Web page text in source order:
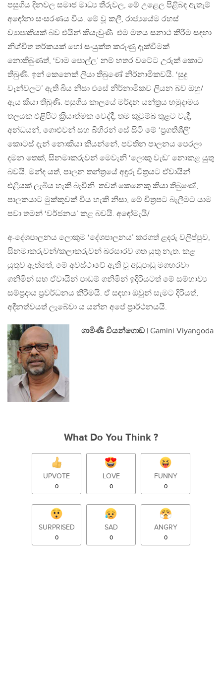
පසුගිය දිනවල සමාජ මාධ්‍ය තීරුවල, මේ උළෙල පිළිබඳ ඇතැම්
අඳෝනා සංසරණය විය. මේ වූ කලී, රාජ්‍යයේම රහස්
ව්‍යාපෘතියක් බව එයින් කියැවුණි. එම මතය සනාථ කිරීම සඳහා
නිශ්චිත තර්කයක් හෝ සංයුක්ත කරුණු දැක්වීමක්
නොතිබුණත්, ‘වාම පොල්ල’ නම් හතර වටේට උරුක් කොට
තිබුණි. ඉන් කෙනෙක් ලියා තිබුණේ නිර්නාමිකවයි. ‘සුදු
වෑන්වලට’ ඇති බිය නිසා එසේ නිර්නාමිකව ලියන බව ඔහු/
ඇය කියා තිබුණි. පසුගිය කාලයේ මර්දන යන්ත‍්‍රය හමුදාමය
තලයක එළිපිට ක‍්‍රියාත්මක වෙද්දී, තම කුටුම්බ තුළට වැදී,
අන්ධයන්, ගොළුවන් සහ බිහිරන් සේ සිටි මේ ‘ප‍්‍රගතිශීලී’
කොටස් දැන් නොකියා කියන්නේ, පවතින පාලනය පෙරලා
දමන තෙක්, සිනමාකරුවන් මෙවැනි ‘ලොකු වැඩ’ නොකළ යුතු
බවයි. මන්ද යත්, පාලන තන්ත‍්‍රයේ අඳුරු චිත‍්‍රයට ඒවායින්
එළියක් ලැබිය හැකි බැවිනි. තවත් කෙනෙකු කියා තිබුණේ,
පාලකයාට මුක්කුවක් විය හැකි නිසා, මේ චිත‍්‍රපට බැලීමට යාම
පවා තමන් ‘වර්ජනය’ කළ බවයි. අඳෝමැයි/
අ-දේශපාලනය ලොකුම ‘දේශපාලනය’ කරගත් ළදරු වලිප්පුව,
සිනමාකරුවන්/කලාකරුවන් බරසාරව ගත යුතු නැත. කළ
යුතුව ඇත්තේ, මේ අවස්ථාවේ ඇති වූ අඩුපාඩු මගහරවා
ගනිමින් සහ ඒවායින් පාඩම් ගනිමින් ඉදිරියටත් මේ සම්භාව්‍ය
සම්ප‍්‍රදාය ප‍්‍රවර්ධනය කිරීමයි. ඒ සඳහා ඔවුන් සැමට දිරියත්,
අදීනත්වයත් ලැබේවා ය යන්න අපේ ප‍්‍රාර්ථනයයි.
ගාමිණී වියන්ගොඩ | Gamini Viyangoda
What Do You Think ?
UPVOTE
0
LOVE
0
FUNNY
0
SURPRISED
0
SAD
0
ANGRY
0